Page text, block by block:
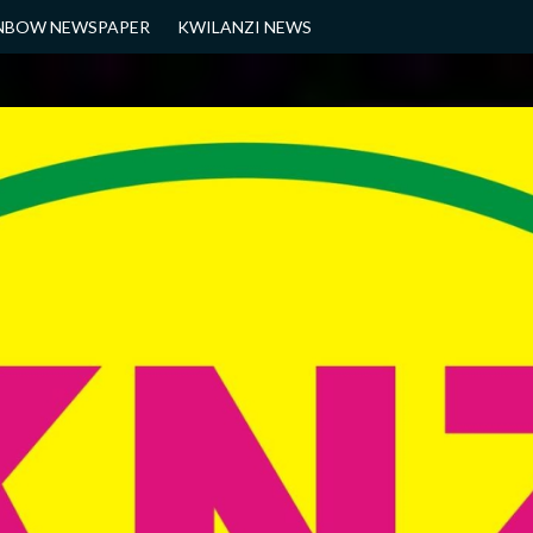
NEWSPAPER KWILANZI NEWS